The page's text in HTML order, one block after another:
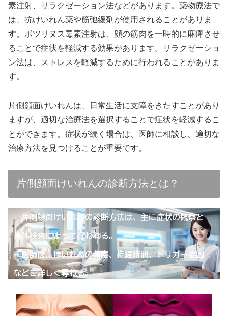
素注射、リラクゼーション法などがあります。薬物療法で
は、抗けいれん薬や筋弛緩剤が使用されることがありま
す。ボツリヌス毒素注射は、顔の筋肉を一時的に麻痺させ
ることで症状を軽減する効果があります。リラクゼーショ
ン法は、ストレスを軽減するために行われることがありま
す。
片側顔面けいれんは、日常生活に支障をきたすことがあり
ますが、適切な治療法を選択することで症状を軽減するこ
とができます。症状が続く場合は、医師に相談し、適切な
治療方法を見つけることが重要です。
片側顔面けいれんの診断方法とは？